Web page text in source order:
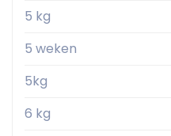
5 kg
5 weken
5kg
6 kg